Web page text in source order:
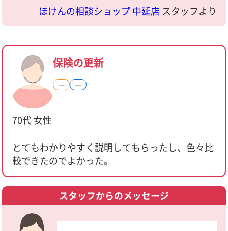
ほけんの相談ショップ 中延店 スタッフより
70代 女性
保険の更新
― ―
とてもわかりやすく説明してもらったし、色々比
較できたのでよかった。
スタッフからのメッセージ